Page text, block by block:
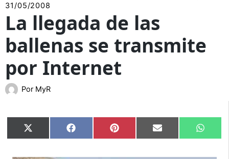
31/05/2008
La llegada de las
ballenas se transmite
por Internet
Por MyR
Compartir
en
X
(Twitter)
Compartir
en
Facebook Compartir
en
Pinterest Compartir
en
Email
en